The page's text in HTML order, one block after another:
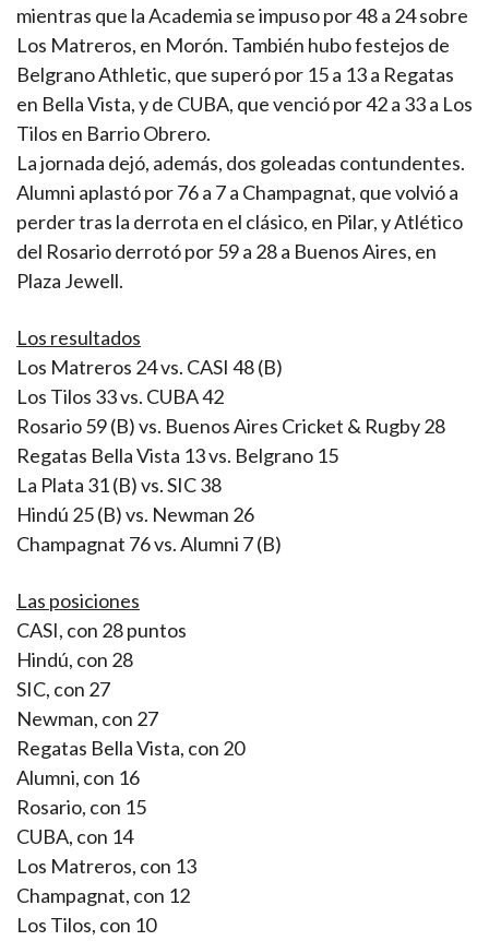
mientras que la Academia se impuso por 48 a 24 sobre
Los Matreros, en Morón. También hubo festejos de
Belgrano Athletic, que superó por 15 a 13 a Regatas
en Bella Vista, y de CUBA, que venció por 42 a 33 a Los
Tilos en Barrio Obrero.
La jornada dejó, además, dos goleadas contundentes.
Alumni aplastó por 76 a 7 a Champagnat, que volvió a
perder tras la derrota en el clásico, en Pilar, y Atlético
del Rosario derrotó por 59 a 28 a Buenos Aires, en
Plaza Jewell.
Los resultados
Los Matreros 24 vs. CASI 48 (B)
Los Tilos 33 vs. CUBA 42
Rosario 59 (B) vs. Buenos Aires Cricket & Rugby 28
Regatas Bella Vista 13 vs. Belgrano 15
La Plata 31 (B) vs. SIC 38
Hindú 25 (B) vs. Newman 26
Champagnat 76 vs. Alumni 7 (B)
Las posiciones
CASI, con 28 puntos
Hindú, con 28
SIC, con 27
Newman, con 27
Regatas Bella Vista, con 20
Alumni, con 16
Rosario, con 15
CUBA, con 14
Los Matreros, con 13
Champagnat, con 12
Los Tilos, con 10